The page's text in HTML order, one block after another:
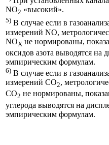
NO2 «высокий».
5) В случае если в
измерений NO,
NOX не нормированы,
оксидов азота выводятся на
эмпирическим формулам.
6) В случае если в
измерений CO2,
CO2 не нормированы,
углерода выводятся на
эмпирическим формулам.